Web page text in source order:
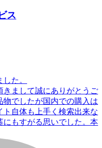
ス
た。
きまして誠にありがとうご
物でしたが国内での購入は
自体も上手く検索出来な
もすがる思いでした。本